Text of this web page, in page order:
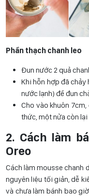
Phần thạch chanh leo
Đun nước 2 quả
Khi hỗn hợp đã chảy
nước lạnh) để đun
Cho vào khuôn
thức, một nửa còn
2. Cách làm
Oreo
Cách làm mousse chanh
nguyên liệu tối giản, dễ
và chưa làm bánh bao